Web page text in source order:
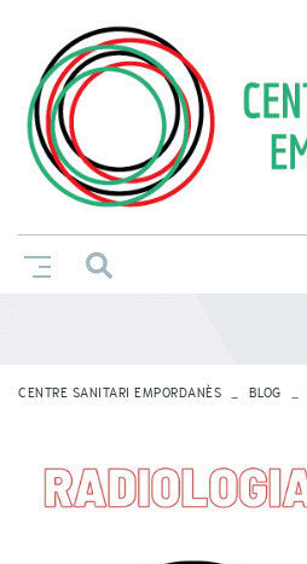
CENTRE SANITARI EMPORDANÈS BLOG